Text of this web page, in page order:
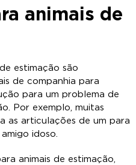
animais de
estimação são
de companhia para
para um problema de
Por exemplo, muitas
as articulações de um para
idoso.
animais de estimação,